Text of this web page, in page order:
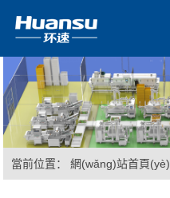
當前位置：網(wǎng)站首頁(yè)